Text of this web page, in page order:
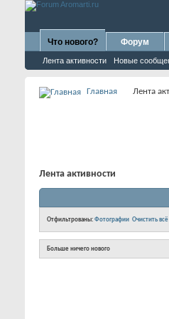
Что нового?
Лента активности Новые
Форум
Главная Лента
Лента активности
Отфильтрованы: Фотографии Очистить всё
Больше ничего нового